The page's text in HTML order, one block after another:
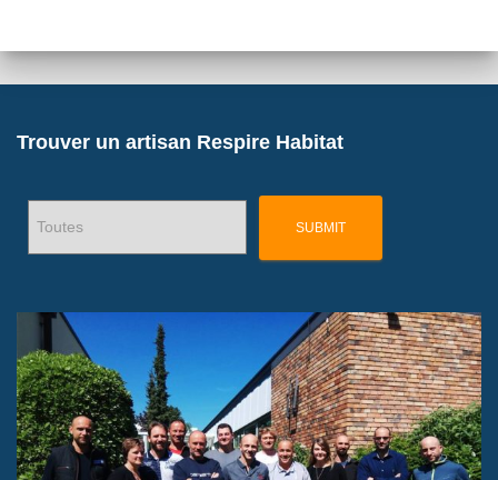
Trouver un artisan Respire Habitat